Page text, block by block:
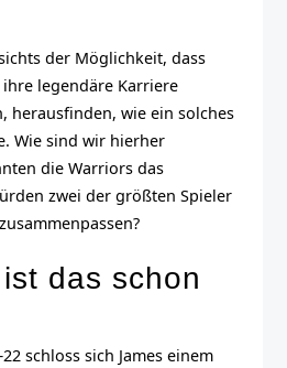
der Möglichkeit, dass
ihre legendäre Karriere
herausfinden, wie ein solches
Wie sind wir hierher
die Warriors das
zwei der größten Spieler
das schon
schloss sich James einem